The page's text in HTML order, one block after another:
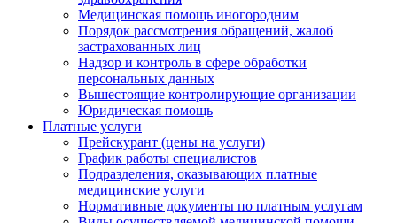
Медицинская помощь иногородним
Порядок рассмотрения обращений, жалоб
застрахованных лиц
Надзор и контроль в сфере обработки
персональных данных
Вышестоящие контролирующие организации
Юридическая помощь
Платные услуги
Прейскурант (цены на услуги)
График работы специалистов
Подразделения, оказывающих платные
медицинские услуги
Нормативные документы по платным услугам